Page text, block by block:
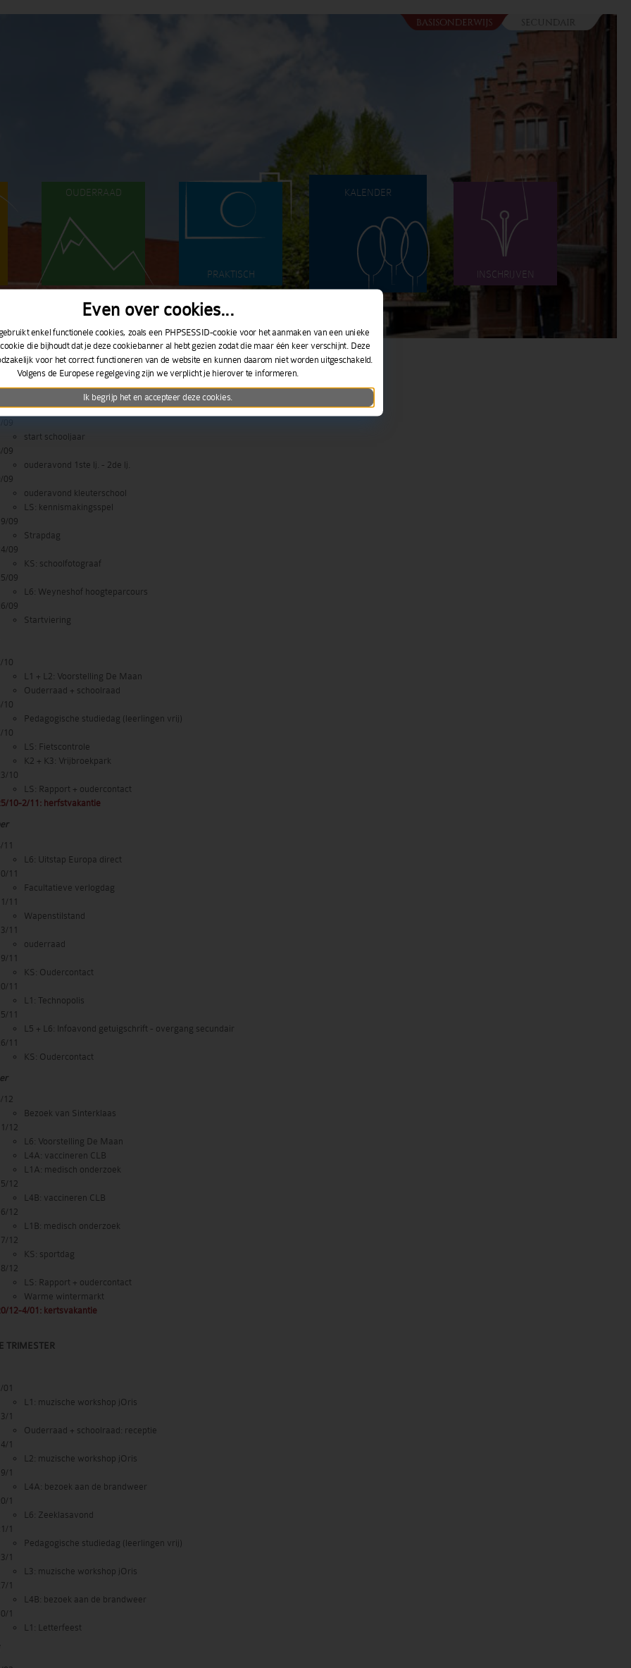
OUDERRAAD
PRAKTISCH
KALENDER
INSCHRIJVEN
TRIMESTER
1/09
start schooljaar
09
ouderavond 1ste lj. - 2de lj.
09
ouderavond kleuterschool
LS: kennismakingsspel
09
Strapdag
09
KS: schoolfotograaf
09
L6: Weyneshof hoogteparcours
09
Startviering
10
L1 + L2: Voorstelling De Maan
Ouderraad + schoolraad
10
Pedagogische studiedag (leerlingen vrij)
10
LS: Fietscontrole
K2 + K3: Vrijbroekpark
10
LS: Rapport + oudercontact
10-2/11: herfstvakantie
11
L6: Uitstap Europa direct
11
Facultatieve verlogdag
11
Wapenstilstand
11
ouderraad
11
KS: Oudercontact
11
L1: Technopolis
11
L5 + L6: Infoavond getuigschrift - overgang secundair
11
KS: Oudercontact
12
Bezoek van Sinterklaas
12
L6: Voorstelling De Maan
L4A: vaccineren CLB
L1A: medisch onderzoek
12
L4B: vaccineren CLB
12
L1B: medisch onderzoek
12
KS: sportdag
12
LS: Rapport + oudercontact
Warme wintermarkt
12-4/01: kertsvakantie
TRIMESTER
01
L1: muzische workshop jOris
1
Ouderraad + schoolraad: receptie
1
L2: muzische workshop jOris
1
L4A: bezoek aan de brandweer
1
L6: Zeeklasavond
1
Pedagogische studiedag (leerlingen vrij)
1
L3: muzische workshop jOris
1
L4B: bezoek aan de brandweer
1
L1: Letterfeest
Even over cookies...
enkel functionele cookies, zoals een PHPSESSID-cookie voor het aanmaken van een unieke
die bijhoudt dat je deze cookiebanner al hebt gezien zodat die maar één keer verschijnt. Deze
voor het correct functioneren van de website en kunnen daarom niet worden uitgeschakeld.
Volgens de Europese regelgeving zijn we verplicht je hierover te informeren.
Ik begrijp het en accepteer deze cookies.